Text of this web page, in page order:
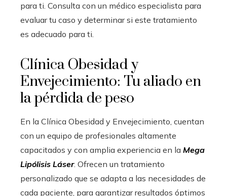
para ti. Consulta con un médico especialista para
evaluar tu caso y determinar si este tratamiento
es adecuado para ti.
Clínica Obesidad y
Envejecimiento: Tu aliado en
la pérdida de peso
En la Clínica Obesidad y Envejecimiento, cuentan
con un equipo de profesionales altamente
capacitados y con amplia experiencia en la Mega
Lipólisis Láser. Ofrecen un tratamiento
personalizado que se adapta a las necesidades de
cada paciente, para garantizar resultados óptimos